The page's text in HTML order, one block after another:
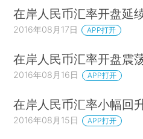
在岸人民币汇率开盘延
2016年08月17日 APP打开
在岸人民币汇率开盘震
2016年08月16日 APP打开
在岸人民币汇率小幅回
2016年08月15日 APP打开